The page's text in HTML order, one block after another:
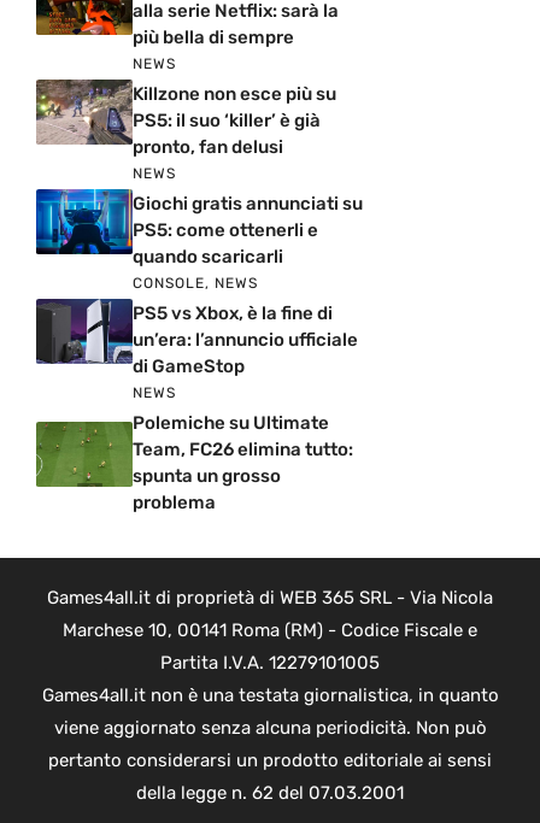
alla serie Netflix: sarà la
più bella di sempre
NEWS
Killzone non esce più su
PS5: il suo ‘killer’ è già
pronto, fan delusi
NEWS
Giochi gratis annunciati su
PS5: come ottenerli e
quando scaricarli
CONSOLE, NEWS
PS5 vs Xbox, è la fine di
un’era: l’annuncio ufficiale
di GameStop
NEWS
Polemiche su Ultimate
Team, FC26 elimina tutto:
spunta un grosso
problema
Games4all.it di proprietà di WEB 365 SRL - Via Nicola
Marchese 10, 00141 Roma (RM) - Codice Fiscale e
Partita I.V.A. 12279101005
Games4all.it non è una testata giornalistica, in quanto
viene aggiornato senza alcuna periodicità. Non può
pertanto considerarsi un prodotto editoriale ai sensi
della legge n. 62 del 07.03.2001